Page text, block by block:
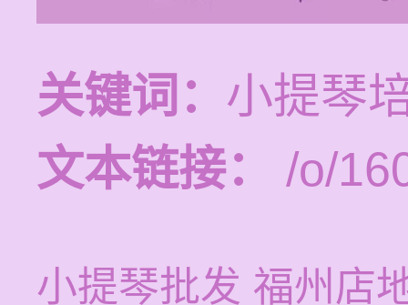
关键词： 小提琴
文本链接：
/o/
小提琴批发 福州店